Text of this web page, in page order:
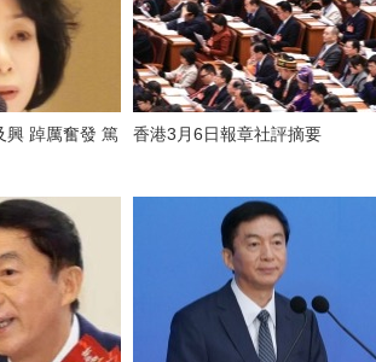
篤
香港3月6日報章社評摘要